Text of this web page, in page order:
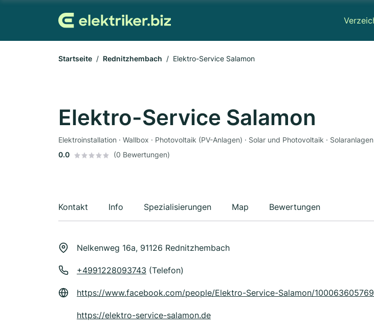
Startseite Rednitzhembach Elektro-Service Salamon
Elektro-Service Salamon
Elektroinstallation · Wallbox · Photovoltaik (PV-Anlagen) · Solar und Photovoltaik ·
0.0
(0 Bewertungen)
Kontakt Info Spezialisierungen Map Bewertungen
Nelkenweg 16a, 91126 Rednitzhembach
+4991228093743 (Telefon)
https://www.facebook.com/people/Elektro-Service-Salamon/
https://elektro-service-salamon.de